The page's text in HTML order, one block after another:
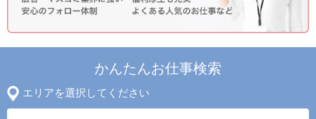
かんたんお仕事検索
エリアを選択してください